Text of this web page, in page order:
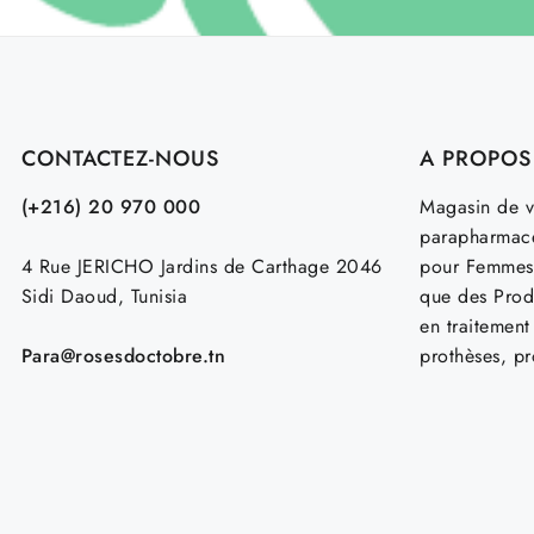
CONTACTEZ-NOUS
(+216) 20 970 000
4 Rue JERICHO Jardins de Carthage 2046
Sidi Daoud, Tunisia
Para@rosesdoctobre.tn
A PROPOS
Magasin de
pour
que des
en
prothèses,